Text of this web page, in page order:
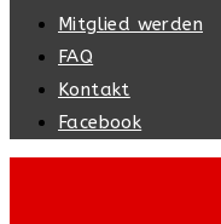
umschalten
Mitglied werden
FAQ
Kontakt
Facebook